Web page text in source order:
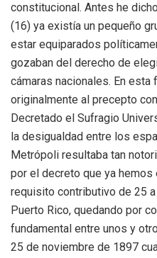
constitucional. Antes he
(16) ya existía un pequeño
estar equiparados
gozaban del derecho de
cámaras nacionales. En
originalmente al precepto
Decretado el Sufragio
la desigualdad entre los
Metrópoli resultaba tan
por el decreto que ya hemos
requisito contributivo de 25
Puerto Rico, quedando por
fundamental entre unos y
25 de noviembre de 1897